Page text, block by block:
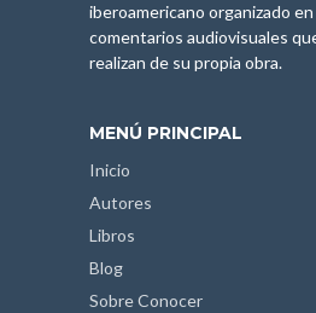
iberoamericano organizado
comentarios audiovisuales
realizan de su propia obra.
MENÚ PRINCIPAL
Inicio
Autores
Libros
Blog
Sobre Conocer